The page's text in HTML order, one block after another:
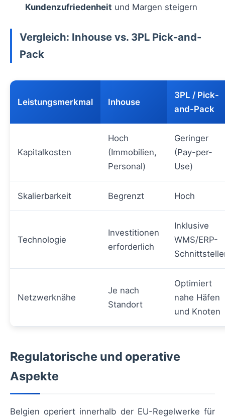
Kundenzufriedenheit und Margen steigern
Vergleich: Inhouse vs. 3PL Pick-and-
Pack
Leistungsmerkmal Inhouse
3PL / Pick-
and-Pack
Kapitalkosten
Hoch
(Immobilien,
Personal)
Geringer
(Pay-per-
Use)
Skalierbarkeit Begrenzt Hoch
Technologie
Investitionen
erforderlich
Inklusive
WMS/ERP-
Netzwerknähe
Je nach
Standort
Optimiert
nahe Häfen
und Knoten
Regulatorische und operative
Aspekte
Belgien operiert innerhalb der EU-Regelwerke für